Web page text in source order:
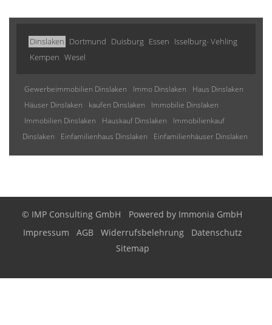
Dinslaken Dortmund Duisburg Essen Isselburg- Vehling
Kempen Wesel
Gewerbeimmobilien Dinslaken Immo Dinslaken
Haus Dinslaken
Häuser Dinslaken
kaufen Dinslaken
Immobilie Dinslaken
Immobilien Dinslaken
Hauskauf Dinslaken
Immobilienkauf
Dinslaken
Einfamilienhaus Dinslaken Einfamilienhäuser Dinslaken
© IMP Consulting GmbH Powered by Immonia GmbH
Impressum
AGB Widerrufsbelehrung
Datenschutz
Sitemap